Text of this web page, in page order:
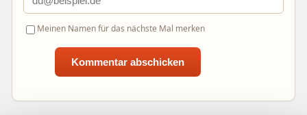
Meinen Namen für das nächste Mal merken